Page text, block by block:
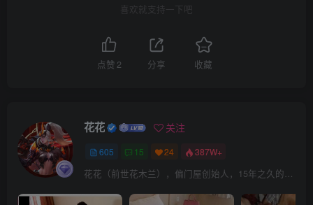
喜欢就支持一下吧
点赞2 分享 收藏
花花 关注
605 15 24 387W+
花花（前世花木兰），偏门屋创始人，15年之久的网上赚钱经验。